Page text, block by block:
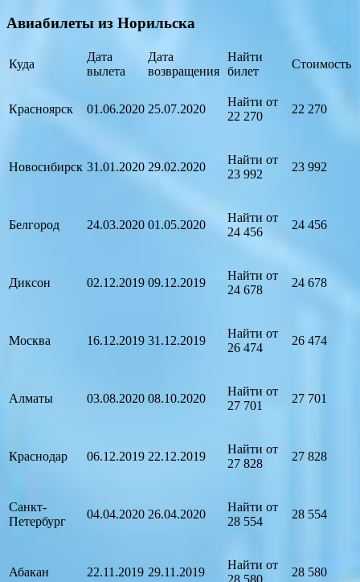
Авиабилеты из Норильска
Куда
Дата
вылета
Дата
возвращения
Найти
билет
Стоимость
Красноярск 01.06.2020 25.07.2020
Найти от
22 270
22 270
Новосибирск 31.01.2020 29.02.2020
Найти от
23 992
23 992
Белгород 24.03.2020 01.05.2020
Найти от
24 456
24 456
Диксон 02.12.2019 09.12.2019
Найти от
24 678
24 678
Москва 16.12.2019 31.12.2019
Найти от
26 474
26 474
Алматы 03.08.2020 08.10.2020
Найти от
27 701
27 701
Краснодар 06.12.2019 22.12.2019
Найти от
27 828
27 828
Санкт-
Петербург
04.04.2020 26.04.2020
Найти от
28 554
28 554
Абакан 22.11.2019 29.11.2019
Найти от
28 580
28 580